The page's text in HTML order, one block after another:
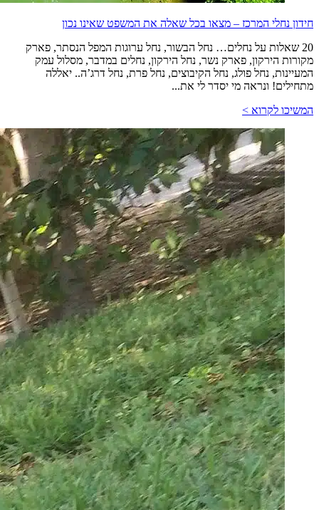
חידון נחלי המרכז – מצאו בכל שאלה את המשפט שאינו נכון
20 שאלות על נחלים… נחל הבשור, נחל ערוגות המפל הנסתר, פארק
מקורות הירקון, פארק נשר, נחל הירקון, נחלים במדבר, מסלול עמק
המעיינות, נחל פולג, נחל הקיבוצים, נחל פרת, נחל דרג’ה.. יאללה
מתחילים! ונראה מי יסדר לי את...
המשיכו לקרוא >